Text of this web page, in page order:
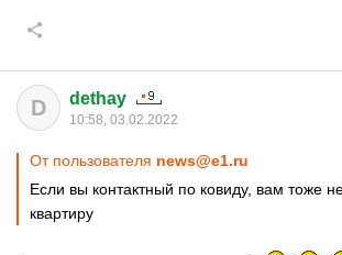
D dethay
10:58, 03.02.2022
От пользователя news@e1.ru
Если вы контактный по ковиду, вам тоже
квартиру